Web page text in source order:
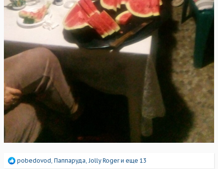
Р
pobedovod, Паппаруда, Jolly Rogerи еще 13